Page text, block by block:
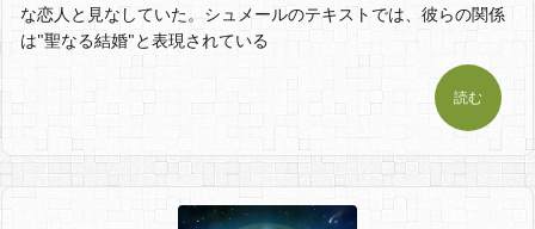
な恋人と見なしていた。シュメールのテキストでは、彼らの関係
は"聖なる結婚"と表現されている
読む